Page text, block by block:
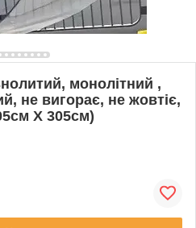
монолітний ,
не вигорає, не жовтіє,
Х 305см)